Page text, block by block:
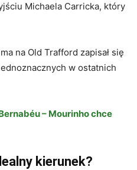
Michaela Carricka, który
na Old Trafford zapisał się
w ostatnich
– Mourinho chce
kierunek?